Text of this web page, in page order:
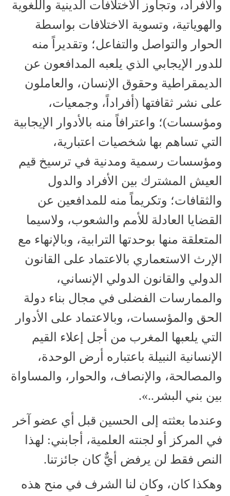
والأفراد، وتجاوز الاختلافات الدينية واللغوية
والهوياتية، وتسوية الاختلافات بواسطة
الحوار والتواصل والتفاعل؛ وتقديراً منه
للدور الإيجابي الذي يلعبه المدافعون عن
الديمقراطية وحقوق الإنسان، والعاملون
على نشر ثقافتها (أفراداً، وجمعيات،
ومؤسسات)؛ واعترافاً منه بالأدوار الإيجابية
التي تساهم بها شخصيات اعتبارية،
ومؤسسات رسمية ومدنية في ترسيخ قيم
العيش المشترك بين الأفراد والدول
والثقافات؛ وتكريماً منه للمدافعين عن
القضايا العادلة للأمم والشعوب، ولاسيما
المتعلقة منها بوحدتها الترابية، وبالإنهاء مع
الإرث الاستعماري بالاعتماد على القانون
الدولي والقانون الدولي الإنساني،
والممارسات الفضلى في مجال بناء دولة
الحق والمؤسسات، وبالاعتماد على الأدوار
التي يلعبها المغرب من أجل إعلاء القيم
الإنسانية النبيلة باعتباره أرض الوحدة،
والمصالحة، والإنصاف، والحوار، والمساواة
بين بني البشر..».
وعندما بعثته إلى الحسين قبل أي عضو آخر
في المركز أو لجنته العلمية، أجابني: لهذا
النص فقط لن يرفض أيٌّ كان جائزتنا.
وهكذا كان، وكان لنا الشرف في منح هذه